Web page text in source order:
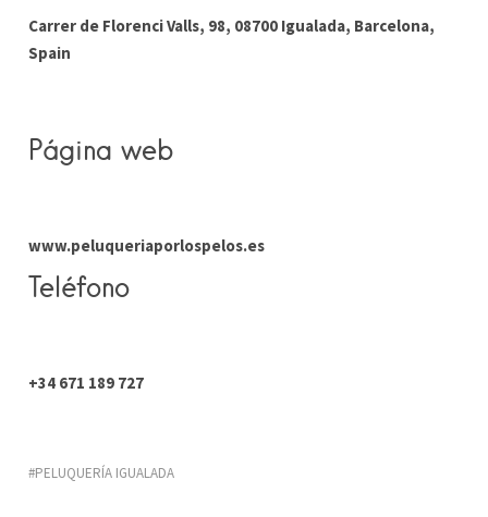
Carrer de Florenci Valls, 98, 08700 Igualada, Barcelona,
Spain
Página web
www.peluqueriaporlospelos.es
Teléfono
+34 671 189 727
PELUQUERÍA IGUALADA